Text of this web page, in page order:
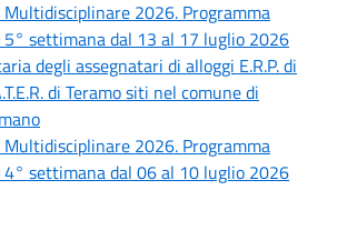
Multidisciplinare 2026. Programma
5° settimana dal 13 al 17 luglio 2026
degli assegnatari di alloggi E.R.P. di
di Teramo siti nel comune di
Multidisciplinare 2026. Programma
4° settimana dal 06 al 10 luglio 2026